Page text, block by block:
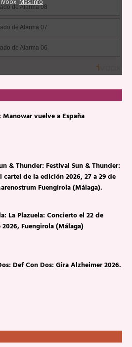
vuelve a España
& Thunder: Festival Sun & Thunder:
cartel de la edición 2026, 27 a 29 de
Fuengirola (Málaga).
La Plazuela: Concierto el 22 de
Fuengirola (Málaga)
Def Con Dos: Gira Alzheimer 2026.